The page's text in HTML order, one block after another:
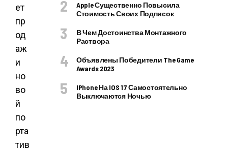
ет
пр
од
аж
и
но
во
й
по
рта
тив
Apple Существенно Повысила
Стоимость Своих Подписок
В Чем Достоинства Монтажного
Раствора
Объявлены Победители The Game
Awards 2023
IPhone На IOS 17 Самостоятельно
Выключаются Ночью